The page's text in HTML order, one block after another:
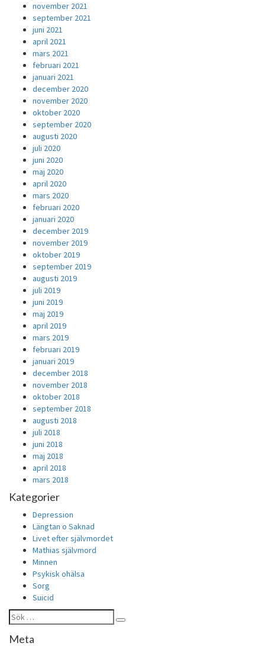
november 2021
september 2021
juni 2021
april 2021
mars 2021
februari 2021
januari 2021
december 2020
november 2020
oktober 2020
september 2020
augusti 2020
juli 2020
juni 2020
maj 2020
april 2020
mars 2020
februari 2020
januari 2020
december 2019
november 2019
oktober 2019
september 2019
augusti 2019
juli 2019
juni 2019
maj 2019
april 2019
mars 2019
februari 2019
januari 2019
december 2018
november 2018
oktober 2018
september 2018
augusti 2018
juli 2018
juni 2018
maj 2018
april 2018
mars 2018
Kategorier
Depression
Längtan o Saknad
Livet efter självmordet
Mathias självmord
Minnen
Psykisk ohälsa
Sorg
Suicid
Sök
efter:
Sök
Meta